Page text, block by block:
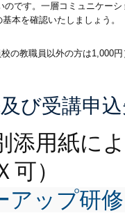
のです。一層コミュニケー
本を確認いたしましょう。
の教職員以外の方は1,000円
び受講申
添用紙に
）
アップ研